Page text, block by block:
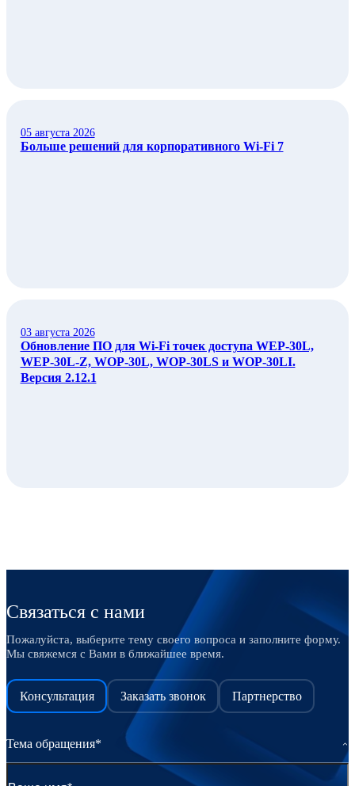
05 августа 2026
Больше решений для корпоративного Wi‑Fi 7
03 августа 2026
Обновление ПО для Wi-Fi точек доступа WEP-30L,
WEP-30L-Z, WOP-30L, WOP-30LS и WOP-30LI.
Версия 2.12.1
Связаться с нами
Пожалуйста, выберите тему своего вопроса и заполните форму.
Мы свяжемся с Вами в ближайшее время.
Консультация Заказать звонок Партнерство
Тема обращения*